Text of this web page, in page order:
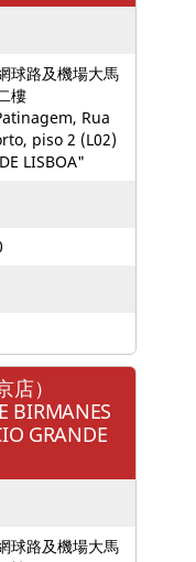
球路及機場大馬
樓
Rua
piso 2 (L02)
LISBOA"
）
BIRMANES
GRANDE
球路及機場大馬